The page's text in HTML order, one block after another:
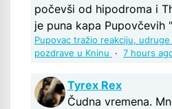
počevši od hipodroma i
je puna kapa Pupovčevih
Pupovac tražio reakciju,
pozdrave u Kninu
· 7 hours
Tyrex Rex
Čudna vremena.